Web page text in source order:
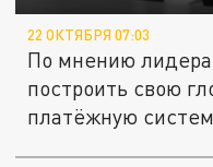
22 ОКТЯБРЯ 07:03
По мнению
построить свою
платёжную